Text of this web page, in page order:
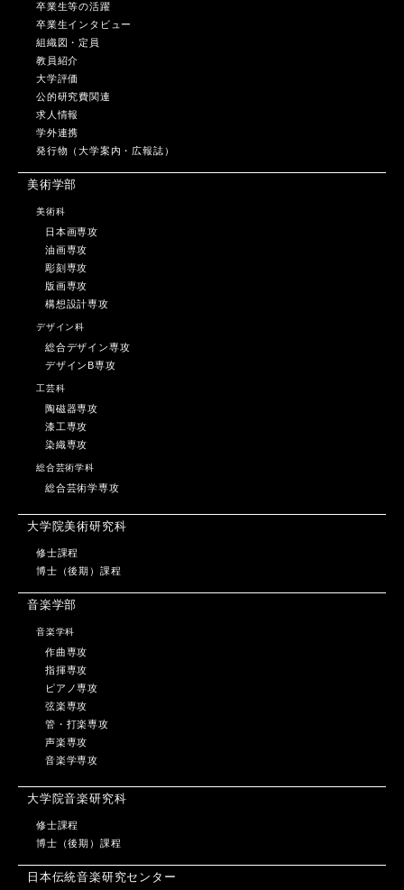
卒業生等の活躍
卒業生インタビュー
組織図・定員
教員紹介
大学評価
公的研究費関連
求人情報
学外連携
発行物（大学案内・広報誌）
美術学部
美術科
日本画専攻
油画専攻
彫刻専攻
版画専攻
構想設計専攻
デザイン科
総合デザイン専攻
デザインB専攻
工芸科
陶磁器専攻
漆工専攻
染織専攻
総合芸術学科
総合芸術学専攻
大学院美術研究科
修士課程
博士（後期）課程
音楽学部
音楽学科
作曲専攻
指揮専攻
ピアノ専攻
弦楽専攻
管・打楽専攻
声楽専攻
音楽学専攻
大学院音楽研究科
修士課程
博士（後期）課程
日本伝統音楽研究センター